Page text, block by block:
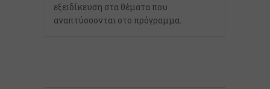
εξειδίκευση στα θέματα που
αναπτύσσονται στο πρόγραμμα.